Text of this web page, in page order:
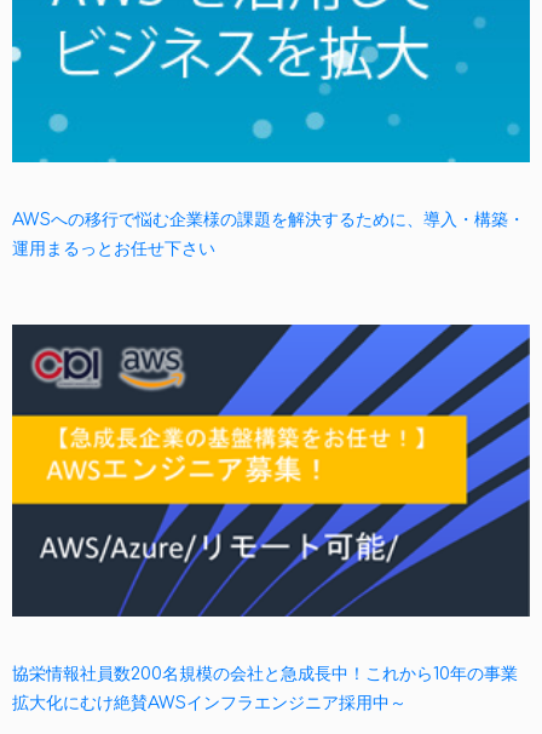
AWSへの移行で悩む企業様の課題を解決するために、導入・構築・
運用まるっとお任せ下さい
協栄情報社員数200名規模の会社と急成長中！これから10年の事業
拡大化にむけ絶賛AWSインフラエンジニア採用中～